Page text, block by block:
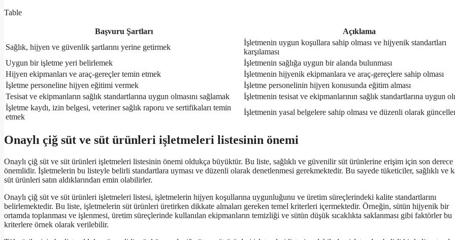
Table
Başvuru Şartları
Açıklama
Sağlık, hijyen ve güvenlik şartlarını yerine getirmek
İşletmenin uygun koşullara sahip olması ve hijyenik standartları
karşılaması
Uygun bir işletme yeri belirlemek
İşletmenin sağlığa uygun bir alanda bulunması
Hijyen ekipmanları ve araç-gereçler temin etmek
İşletmenin hijyenik ekipmanlara ve araç-gereçlere sahip olması
İşletme personeline hijyen eğitimi vermek
İşletme personelinin hijyen konusunda eğitim alması
Tesisat ve ekipmanların sağlık standartlarına uygun olmasını sağlamak
İşletmenin tesisat ve ekipmanlarının sağlık standartlarına uygun
İşletme kaydı, izin belgesi, veteriner sağlık raporu ve sertifikaları temin
etmek
İşletmenin yasal belgelere sahip olması ve düzenli olarak
Onaylı çiğ süt ve süt ürünleri işletmeleri listesinin önemi
Onaylı çiğ süt ve süt ürünleri işletmeleri listesinin önemi oldukça büyüktür. Bu liste, sağlıklı ve güvenilir süt ürünlerine erişim için son derece
önemlidir. İşletmelerin bu listeyle belirli standartlara uyması ve düzenli olarak denetlenmesi gerekmektedir. Bu sayede tüketiciler, sağlıklı ve
süt ürünleri satın aldıklarından emin olabilirler.
Onaylı çiğ süt ve süt ürünleri işletmeleri listesi, işletmelerin hijyen koşullarına uygunluğunu ve üretim süreçlerindeki kalite standartlarını
belirlemektedir. Bu liste, işletmelerin süt ürünleri üretirken dikkate almaları gereken temel kriterleri içermektedir. Örneğin, sütün hijyenik bir
ortamda toplanması ve işlenmesi, üretim süreçlerinde kullanılan ekipmanların temizliği ve sütün düşük sıcaklıkta saklanması gibi faktörler bu
kriterlere örnek olarak verilebilir.